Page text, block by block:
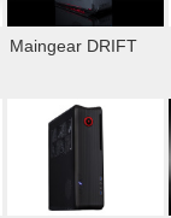
Maingear DRIFT